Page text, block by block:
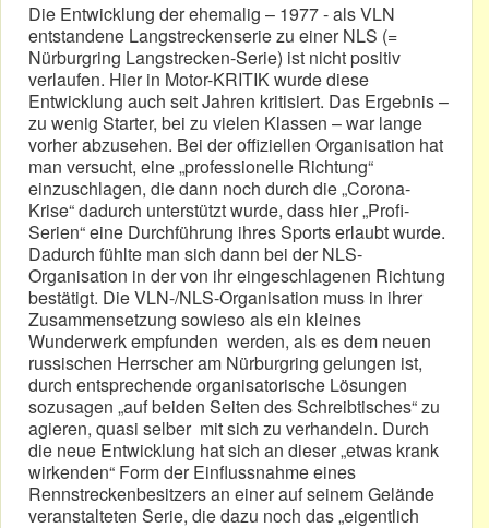
Die Entwicklung der ehemalig – 1977 - als VLN
entstandene Langstreckenserie zu einer NLS (=
Nürburgring Langstrecken-Serie) ist nicht positiv
verlaufen. Hier in Motor-KRITIK wurde diese
Entwicklung auch seit Jahren kritisiert. Das Ergebnis –
zu wenig Starter, bei zu vielen Klassen – war lange
vorher abzusehen. Bei der offiziellen Organisation hat
man versucht, eine „professionelle Richtung“
einzuschlagen, die dann noch durch die „Corona-
Krise“ dadurch unterstützt wurde, dass hier „Profi-
Serien“ eine Durchführung ihres Sports erlaubt wurde.
Dadurch fühlte man sich dann bei der NLS-
Organisation in der von ihr eingeschlagenen Richtung
bestätigt. Die VLN-/NLS-Organisation muss in ihrer
Zusammensetzung sowieso als ein kleines
Wunderwerk empfunden werden, als es dem neuen
russischen Herrscher am Nürburgring gelungen ist,
durch entsprechende organisatorische Lösungen
sozusagen „auf beiden Seiten des Schreibtisches“ zu
agieren, quasi selber mit sich zu verhandeln. Durch
die neue Entwicklung hat sich an dieser „etwas krank
wirkenden“ Form der Einflussnahme eines
Rennstreckenbesitzers an einer auf seinem Gelände
veranstalteten Serie, die dazu noch das „eigentlich